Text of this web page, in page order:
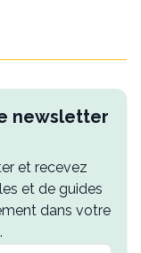
newsletter
et recevez
et de guides
dans votre